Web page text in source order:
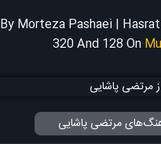
Morteza Pashaei |
320 And 128 On
مرتضی پاشایی